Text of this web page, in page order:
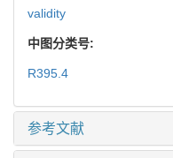
validity
中图分类号:
R395.4
参考文献